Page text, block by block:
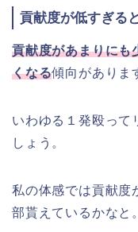
貢献度が低すぎる
貢献度があまりにも
くなる傾向がありま
いわゆる１発殴って
しょう。
私の体感では貢献度
部貰えているかなと。